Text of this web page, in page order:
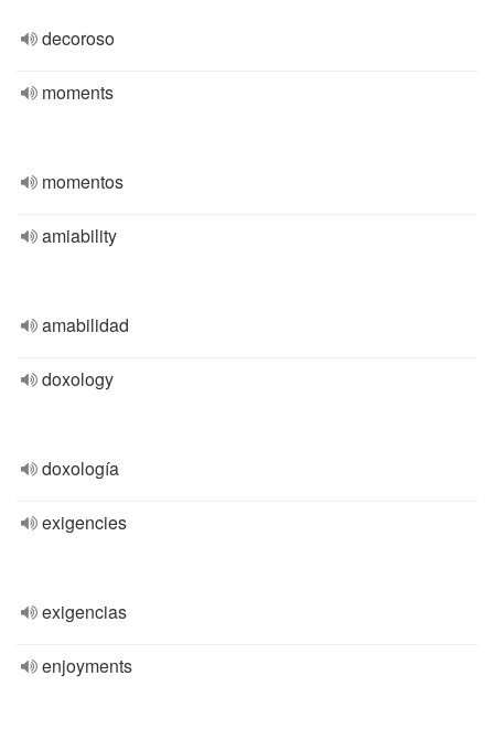
decoroso
moments
momentos
amiability
amabilidad
doxology
doxología
exigencies
exigencias
enjoyments